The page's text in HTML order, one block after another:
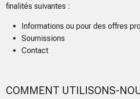
finalités suivantes :
Informations ou pour des offres
Soumissions
Contact
COMMENT UTILISONS-